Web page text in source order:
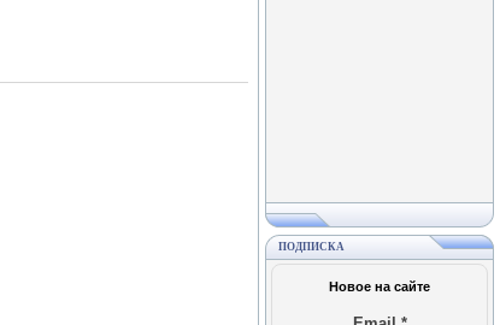
ПОДПИСКА
Новое на сайте